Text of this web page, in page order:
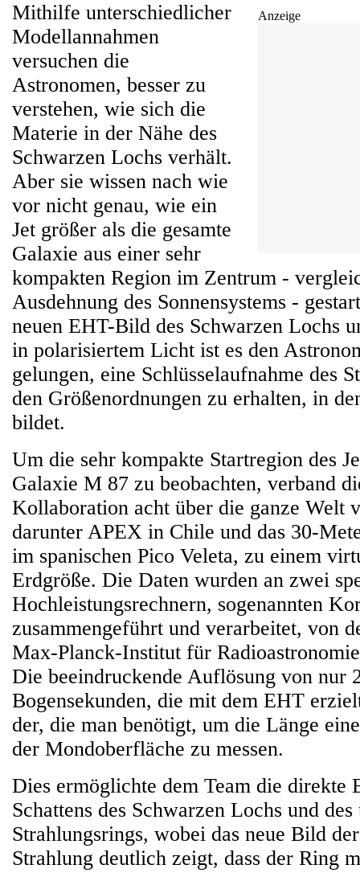
Anzeige
Mithilfe unterschiedlicher
Modellannahmen
versuchen die
Astronomen, besser zu
verstehen, wie sich die
Materie in der Nähe des
Schwarzen Lochs verhält.
Aber sie wissen nach wie
vor nicht genau, wie ein
Jet größer als die gesamte
Galaxie aus einer sehr
kompakten Region im Zentrum -
Ausdehnung des Sonnensystems -
neuen EHT-Bild des Schwarzen Lochs
in polarisiertem Licht ist es den
gelungen, eine Schlüsselaufnahme des
den Größenordnungen zu erhalten, in
bildet.
Um die sehr kompakte Startregion des
Galaxie M 87 zu beobachten, verband
Kollaboration acht über die ganze Welt
darunter APEX in Chile und das 30-
im spanischen Pico Veleta, zu einem
Erdgröße. Die Daten wurden an zwei
Hochleistungsrechnern, sogenannten
zusammengeführt und verarbeitet, von
Max-Planck-Institut für
Die beeindruckende Auflösung von nur
Bogensekunden, die mit dem EHT
der, die man benötigt, um die Länge
der Mondoberfläche zu messen.
Dies ermöglichte dem Team die direkte
Schattens des Schwarzen Lochs und des
Strahlungsrings, wobei das neue Bild
Strahlung deutlich zeigt, dass der Ring